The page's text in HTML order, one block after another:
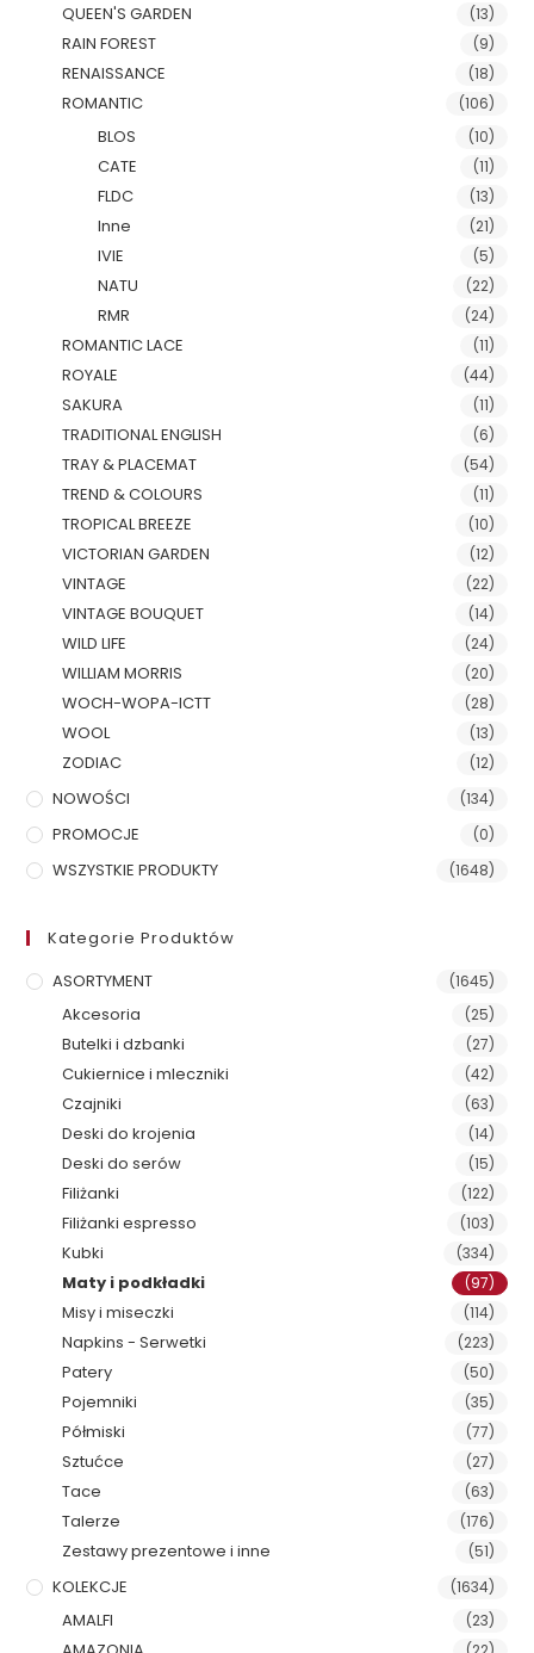
QUEEN'S GARDEN (13)
RAIN FOREST (9)
RENAISSANCE (18)
ROMANTIC (106)
BLOS (10)
CATE (11)
FLDC (13)
Inne (21)
IVIE (5)
NATU (22)
RMR (24)
ROMANTIC LACE (11)
ROYALE (44)
SAKURA (11)
TRADITIONAL ENGLISH (6)
TRAY & PLACEMAT (54)
TREND & COLOURS (11)
TROPICAL BREEZE (10)
VICTORIAN GARDEN (12)
VINTAGE (22)
VINTAGE BOUQUET (14)
WILD LIFE (24)
WILLIAM MORRIS (20)
WOCH-WOPA-ICTT (28)
WOOL (13)
ZODIAC (12)
NOWOŚCI (134)
PROMOCJE (0)
WSZYSTKIE PRODUKTY (1648)
Kategorie Produktów
ASORTYMENT
(1645)
Akcesoria (25)
Butelki i dzbanki (27)
Cukiernice i mleczniki (42)
Czajniki (63)
Deski do krojenia (14)
Deski do serów (15)
Filiżanki (122)
Filiżanki espresso (103)
Kubki (334)
Maty i podkładki (97)
Misy i miseczki (114)
Napkins - Serwetki (223)
Patery (50)
Pojemniki (35)
Półmiski (77)
Sztućce (27)
Tace (63)
Talerze (176)
Zestawy prezentowe i inne (51)
KOLEKCJE (1634)
AMALFI (23)